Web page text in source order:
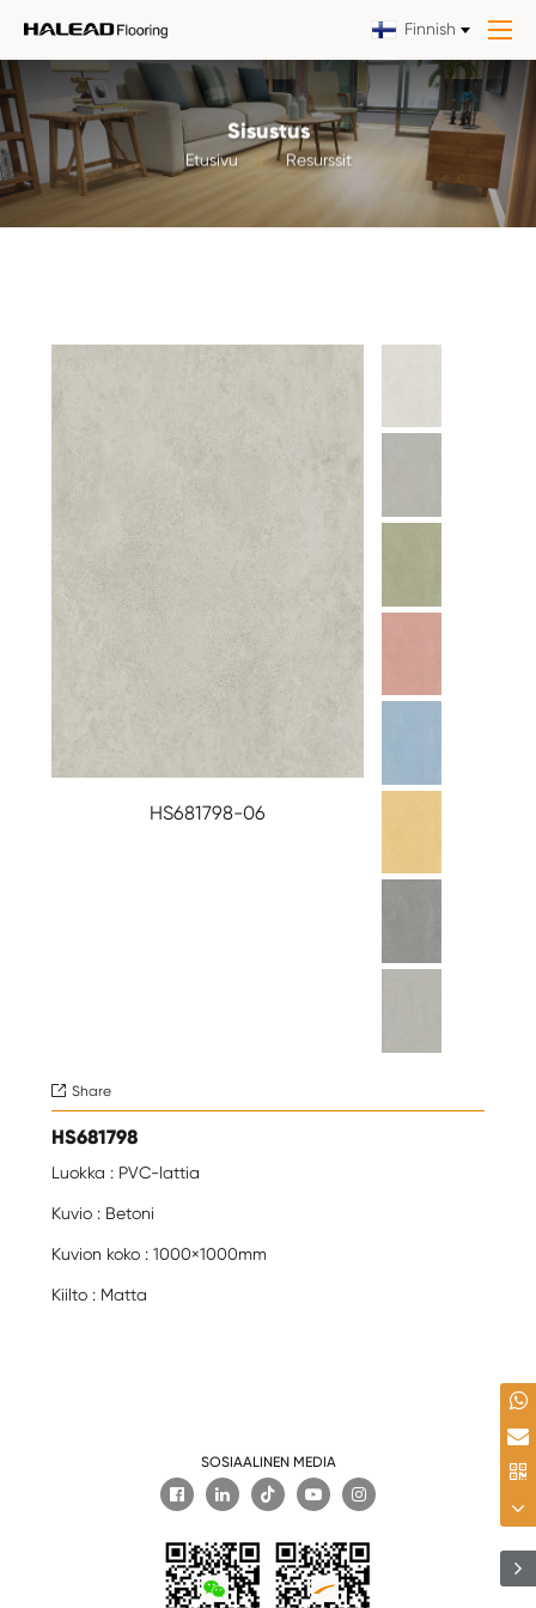
Finnish
Sisustus
Etusivu Resurssit
HS681798-06
 Share
HS681798
Luokka : PVC-lattia
Kuvio : Betoni
Kuvion koko : 1000×1000mm
Kiilto : Matta
SOSIAALINEN MEDIA
